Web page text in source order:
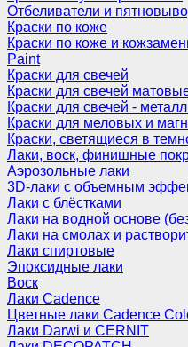
Отбеливатели и
Краски по коже
Краски по коже и
Paint
Краски для свечей
Краски для свечей
Краски для свечей -
Краски для меловых и
Краски, светящиеся в
Лаки, воск, финишные
Аэрозольные лаки
3D-лаки с объемным
Лаки с блёстками
Лаки на водной основе
Лаки на смолах и
Лаки спиртовые
Эпоксидные лаки
Воск
Лаки Cadence
Цветные лаки Cadence
Лаки Darwi и CERNIT